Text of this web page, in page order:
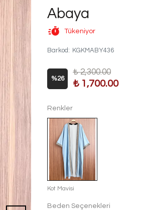
Abaya
Tükeniyor
Barkod : KGKMABY436
%26
₺ 2,300.00
₺ 1,700.00
Renkler
Kot Mavisi
Beden Seçenekleri